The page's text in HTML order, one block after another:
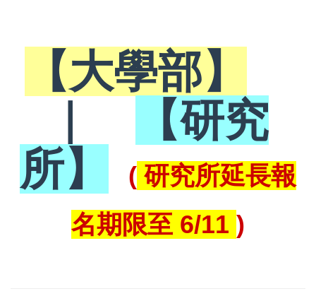
【大學部】
【研究
所】
( 研究所延長報
名期限至 6/11 )